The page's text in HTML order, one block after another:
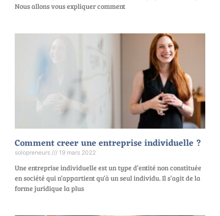
Nous allons vous expliquer comment
Comment creer une entreprise individuelle ?
solopreneurs 19 mars 2022
Une entreprise individuelle est un type d’entité non constituée
en société qui n’appartient qu’à un seul individu. Il s’agit de la
forme juridique la plus